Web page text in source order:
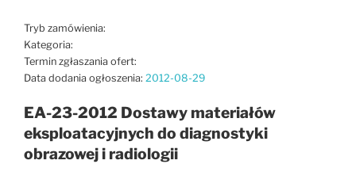
Tryb zamówienia:
Kategoria:
Termin zgłaszania ofert:
Data dodania ogłoszenia: 2012-08-29
EA-23-2012 Dostawy materiałów
eksploatacyjnych do diagnostyki
obrazowej i radiologii